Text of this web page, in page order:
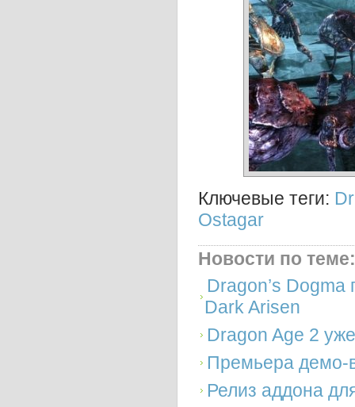
Ключевые теги:
Ostagar
Новости по теме:
Dragon’s
Dark Arisen
Dragon Age 2
Премьера демо-
Релиз аддона